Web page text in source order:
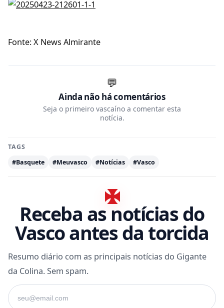
Fonte: X News Almirante
💬
Ainda não há comentários
Seja o primeiro vascaíno a comentar esta
notícia.
TAGS
#Basquete
#Meuvasco #Notícias #Vasco
Receba as notícias do
Vasco antes da torcida
Resumo diário com as principais notícias do Gigante
da Colina. Sem spam.
Seu e-mail